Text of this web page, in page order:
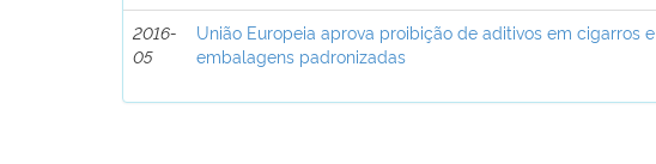
2016-
05
União Europeia aprova proibição de aditivos em cigarros e
embalagens padronizadas